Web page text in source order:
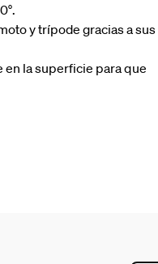
y trípode gracias a sus
en la superficie para que